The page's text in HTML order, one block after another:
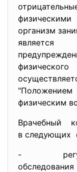
организм
является
физическим
Врачебный
в следующих
-